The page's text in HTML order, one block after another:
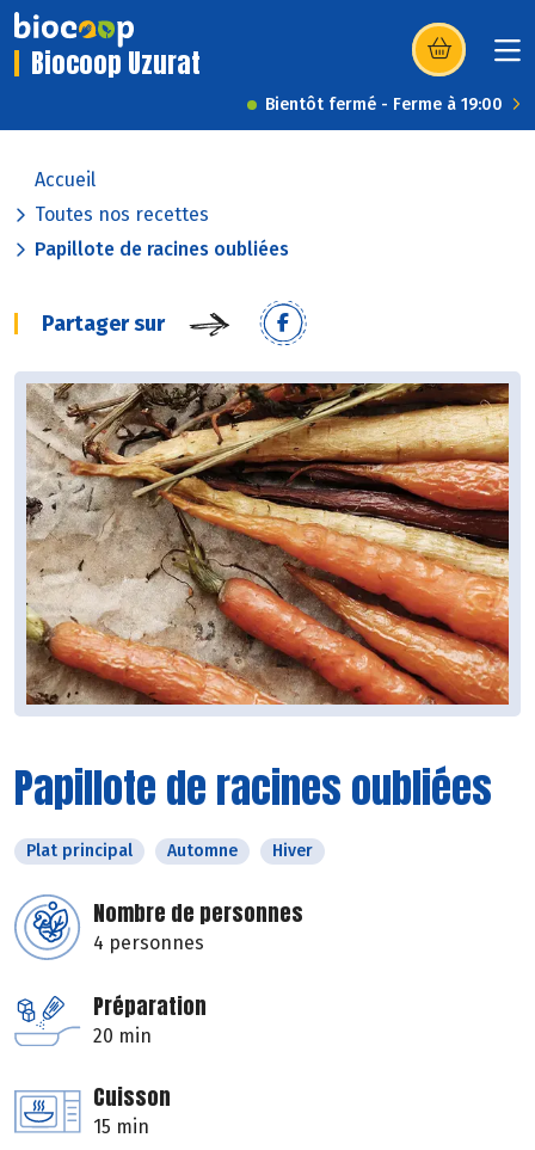
Biocoop Uzurat (s’ouvre dans
Bientôt fermé - Ferme à 19:00
Accueil
Toutes nos recettes
Papillote de racines oubliées
Partager sur
Papillote de racines oubliées
Plat principal Automne Hiver
Nombre de personnes
4 personnes
Préparation
20 min
Cuisson
15 min